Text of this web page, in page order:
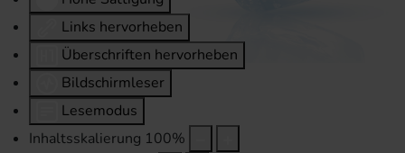
Links hervorheben
Überschriften hervorheben
Bildschirmleser
Lesemodus
Inhaltsskalierung 100%